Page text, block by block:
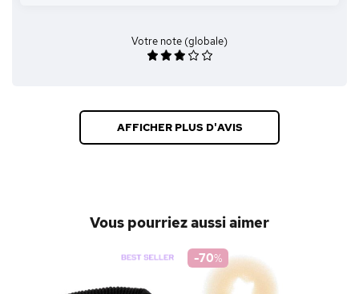
Votre note (globale)
AFFICHER PLUS D'AVIS
Vous pourriez aussi aimer
-70%